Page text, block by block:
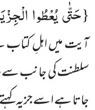
{حَتّٰى یُعْطُوا
آیت میں اہلِ کتاب
سلطنت کی جانب سے
جاتا ہے اسے جزیہ